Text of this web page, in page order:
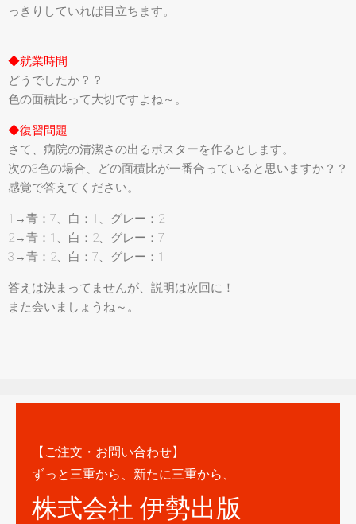
っきりしていれば目立ちます。
◆就業時間
どうでしたか？？
色の面積比って大切ですよね～。
◆復習問題
さて、病院の清潔さの出るポスターを作るとします。
次の3色の場合、どの面積比が一番合っていると思いますか？？
感覚で答えてください。
1→青：7、白：1、グレー：2
2→青：1、白：2、グレー：7
3→青：2、白：7、グレー：1
答えは決まってませんが、説明は次回に！
また会いましょうね～。
【ご注文・お問い合わせ】
ずっと三重から、新たに三重から、
株式会社 伊勢出版